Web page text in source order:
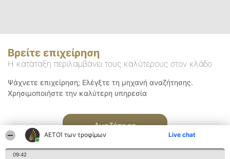
ΑΕΤΟΊ των τροφίμων Live chat
09:42
Βρείτε επιχείρηση
Η κατάταξη περιλαμβάνει τους καλύτερους στον κλάδο
Ψάχνετε επιχείρηση; Ελέγξτε τη μηχανή αναζήτησης.
Χρησιμοποιήστε την καλύτερη υπηρεσία
Αναζήτηση